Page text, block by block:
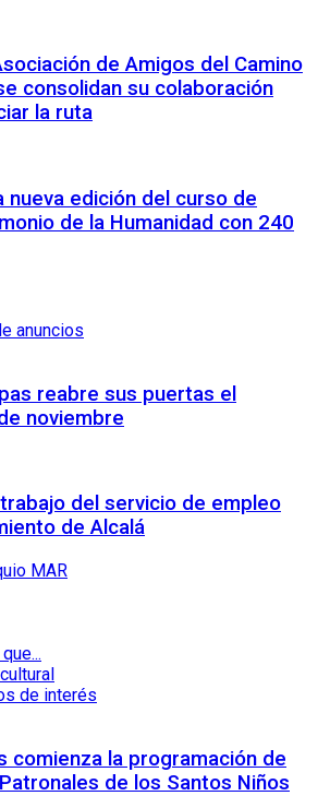
de Amigos del Camino
consolidan su colaboración
la ruta
nueva edición del curso de
de la Humanidad con 240
anuncios
reabre sus puertas el
noviembre
del servicio de empleo
de Alcalá
de interés
comienza la programación de
de los Santos Niños